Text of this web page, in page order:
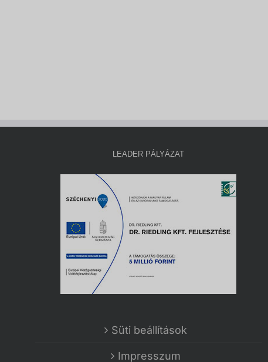
LEADER PÁLYÁZAT
Süti beállítások
Impresszum